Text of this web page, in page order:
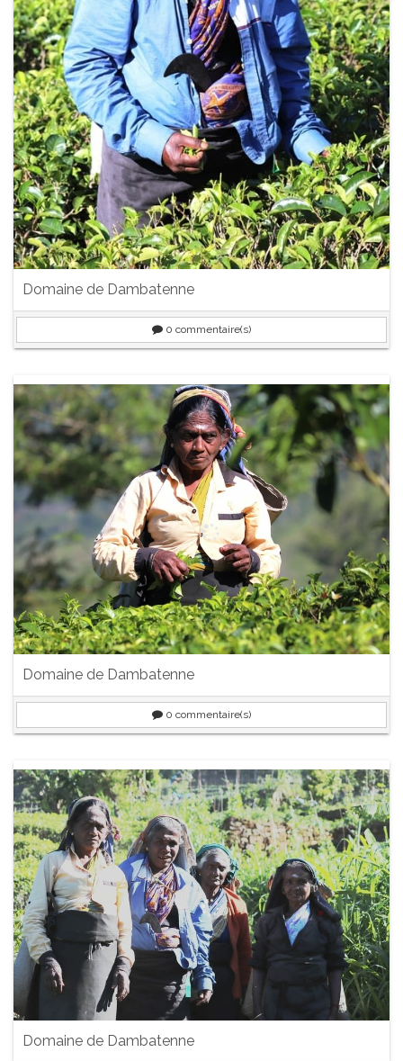
Domaine de Dambatenne
0 commentaire(s)
Domaine de Dambatenne
0 commentaire(s)
Domaine de Dambatenne